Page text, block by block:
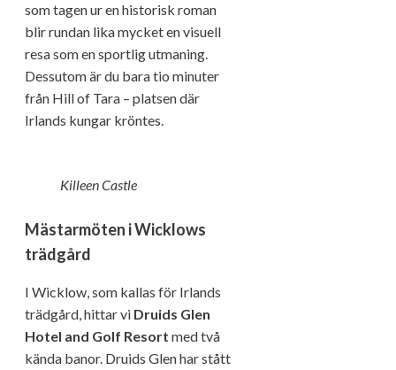
som tagen ur en historisk roman
blir rundan lika mycket en visuell
resa som en sportlig utmaning.
Dessutom är du bara tio minuter
från Hill of Tara – platsen där
Irlands kungar kröntes.
Killeen Castle
Mästarmöten i Wicklows
trädgård
I Wicklow, som kallas för Irlands
trädgård, hittar vi Druids Glen
Hotel and Golf Resort med två
kända banor. Druids Glen har stått